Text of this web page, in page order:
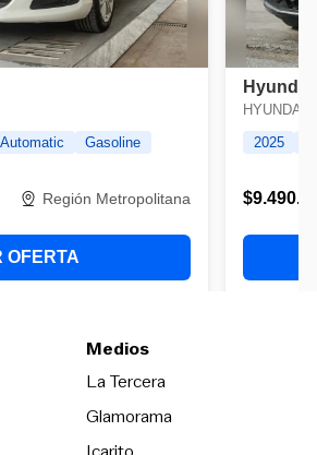
Medios
La TerceraOpens in new
Glamorama